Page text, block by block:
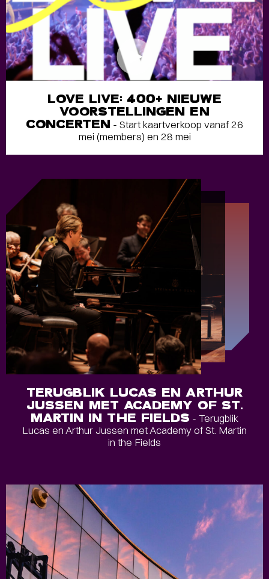
LOVE LIVE: 400+ NIEUWE
VOORSTELLINGEN EN
CONCERTEN - Start kaartverkoop vanaf 26
mei (members) en 28 mei
TERUGBLIK LUCAS EN ARTHUR
JUSSEN MET ACADEMY OF ST.
MARTIN IN THE FIELDS - Terugblik
Lucas en Arthur Jussen met Academy of St. Martin
in the Fields